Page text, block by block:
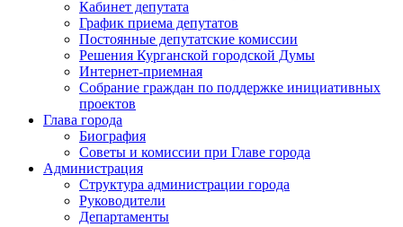
Кабинет депутата
График приема депутатов
Постоянные депутатские комиссии
Решения Курганской городской Думы
Интернет-приемная
Собрание граждан по поддержке инициативных
проектов
Глава города
Биография
Советы и комиссии при Главе города
Администрация
Структура администрации города
Руководители
Департаменты